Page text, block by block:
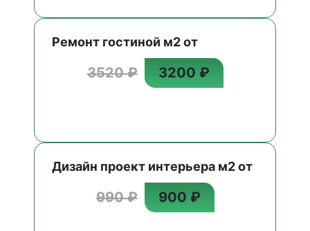
Ремонт гостиной м2 от
3520 ₽ 3200 ₽
Дизайн проект интерьера м2 от
990 ₽ 900 ₽